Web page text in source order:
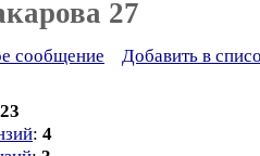
27
сообщение Добавить в
23
: 4